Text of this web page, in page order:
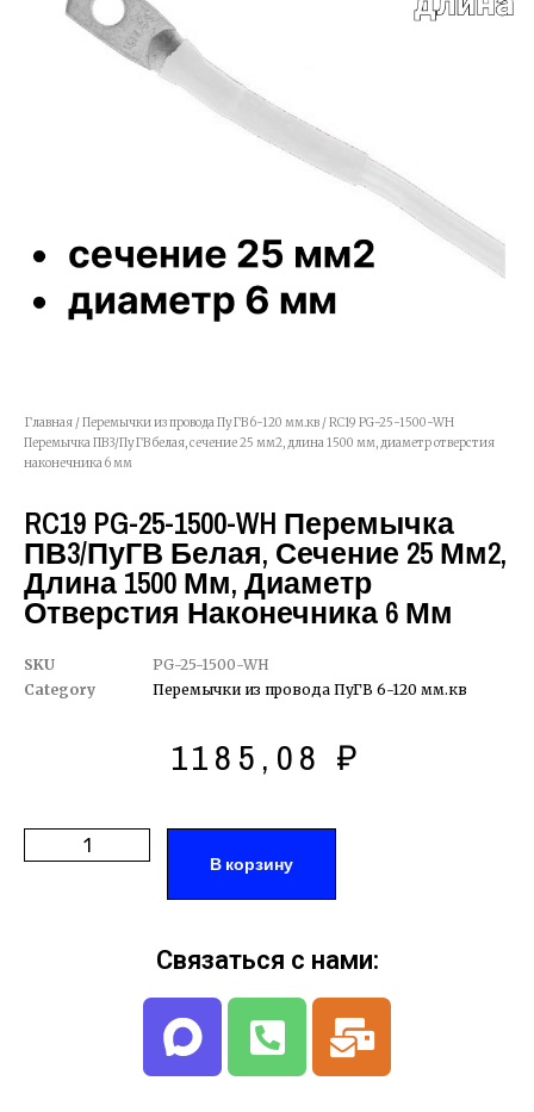
Главная /Перемычки из провода ПуГВ 6-120 мм.кв / RC19 PG-25-1500-WH
Перемычка ПВ3/ПуГВ белая, сечение 25 мм2, длина 1500 мм, диаметр отверстия
наконечника 6 мм
RC19 PG-25-1500-WH Перемычка
ПВ3/ПуГВ Белая, Сечение 25 Мм2,
Длина 1500 Мм, Диаметр
Отверстия Наконечника 6 Мм
SKU
PG-25-1500-WH
Category
Перемычки из провода ПуГВ 6-120 мм.кв
1185,08 ₽
В корзину
Связаться с нами: